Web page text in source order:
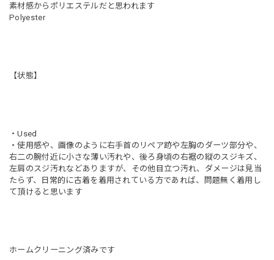
素材感からポリエステルだと思われます
Polyester
【状態】
・Used
・使用感や、画像のように右手首のリペア跡や左胸のダーツ部分や、
右二の腕付近に小さな薄い汚れや、後ろ身頃の右裾の縦のスジキズ、
左肩のスジ汚れなどありますが、その他目立つ汚れ、ダメージは見当
たらず、日常的に古着を着用されている方であれば、問題無く着用し
て頂けると思います
ホームクリーニング済みです